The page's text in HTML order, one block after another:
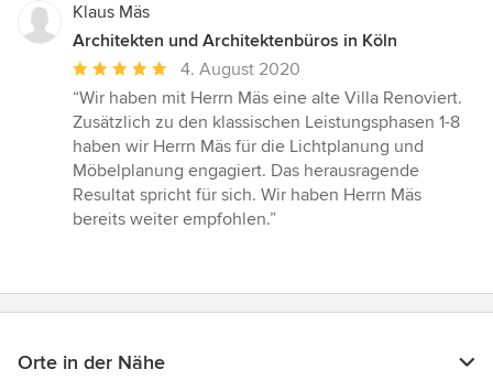
Klaus Mäs
Architekten und Architektenbüros in Köln
Durchschnittliche
Bewertung:
5
von
5
Sternen
4. August 2020
“Wir haben mit Herrn Mäs eine alte Villa Renoviert.
Zusätzlich zu den klassischen Leistungsphasen 1-8
haben wir Herrn Mäs für die Lichtplanung und
Möbelplanung engagiert. Das herausragende
Resultat spricht für sich. Wir haben Herrn Mäs
bereits weiter empfohlen.”
Orte in der Nähe